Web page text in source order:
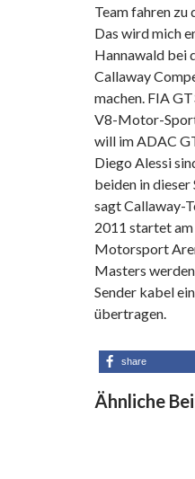
Team fahren zu
Das wird mich
Hannawald bei
Callaway
machen. FIA
V8-Motor-
will im ADAC
Diego Alessi
beiden in dieser
sagt Callaway-
2011 startet
Motorsport
Masters
Sender kabel
übertragen.
share
Ähnliche